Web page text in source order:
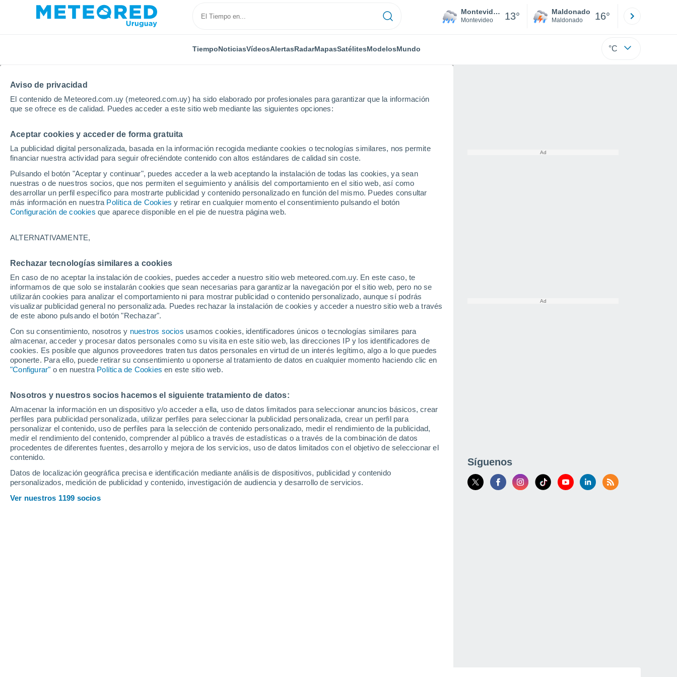
Aviso de privacidad
El contenido de Meteored.com.uy (meteored.com.uy) ha sido elaborado por profesionales para garantizar que la información
que se ofrece es de calidad. Puedes acceder a este sitio web mediante las siguientes opciones:
Aceptar cookies y acceder de forma gratuita
La publicidad digital personalizada, basada en la información recogida mediante cookies o tecnologías similares, nos permite
financiar nuestra actividad para seguir ofreciéndote contenido con altos estándares de calidad sin coste.
Pulsando el botón "Aceptar y continuar", puedes acceder a la web aceptando la instalación de todas las cookies, ya sean
nuestras o de nuestros socios, que nos permiten el seguimiento y análisis del comportamiento en el sitio web, así como
desarrollar un perfil específico para mostrarte publicidad y contenido personalizado en función del mismo. Puedes consultar
más información en nuestra Política de Cookies y retirar en cualquier momento el consentimiento pulsando el botón
Configuración de cookies que aparece disponible en el pie de nuestra página web.
ALTERNATIVAMENTE,
Rechazar tecnologías similares a cookies
En caso de no aceptar la instalación de cookies, puedes acceder a nuestro sitio web meteored.com.uy. En este caso, te
informamos de que solo se instalarán cookies que sean necesarias para garantizar la navegación por el sitio web, pero no se
utilizarán cookies para analizar el comportamiento ni para mostrar publicidad o contenido personalizado, aunque sí podrás
visualizar publicidad general no personalizada. Puedes rechazar la instalación de cookies y acceder a nuestro sitio web a través
de este abono pulsando el botón "Rechazar".
Con su consentimiento, nosotros y nuestros socios usamos cookies, identificadores únicos o tecnologías similares para
almacenar, acceder y procesar datos personales como su visita en este sitio web, las direcciones IP y los identificadores de
cookies. Es posible que algunos proveedores traten tus datos personales en virtud de un interés legítimo, algo a lo que puedes
oponerte. Para ello, puede retirar su consentimiento u oponerse al tratamiento de datos en cualquier momento haciendo clic en
"Configurar" o en nuestra Política de Cookies en este sitio web.
Nosotros y nuestros socios hacemos el siguiente tratamiento de datos:
Almacenar la información en un dispositivo y/o acceder a ella, uso de datos limitados para seleccionar anuncios básicos, crear
perfiles para publicidad personalizada, utilizar perfiles para seleccionar la publicidad personalizada, crear un perfil para
personalizar el contenido, uso de perfiles para la selección de contenido personalizado, medir el rendimiento de la publicidad,
medir el rendimiento del contenido, comprender al público a través de estadísticas o a través de la combinación de datos
procedentes de diferentes fuentes, desarrollo y mejora de los servicios, uso de datos limitados con el objetivo de seleccionar el
contenido.
Datos de localización geográfica precisa e identificación mediante análisis de dispositivos, publicidad y contenido
personalizados, medición de publicidad y contenido, investigación de audiencia y desarrollo de servicios.
Ver nuestros 1199 socios
Montevideo
Montevideo 13° Maldonado
Maldonado 16°
TiempoNoticiasVídeosAlertasRadarMapasSatélitesModelosMundo °C
Inicio México Estado de Puebla
Tiempo en el Estado de Puebla
Hoy, 6 agosto Todo el día Símbolo
8°
Chignahuapan
14°
Teziutlan
13°
San Juan
Ixcaquixtla
19°
Ixcamilpa
25°
11°
San Martin
Texmelucan
34°
Acatlan De
Osorio
31°
16°
Izucar De
Matamoros
33°
19°
Serdan
15°
Tehuacan
Atlixco
25°
26°
10°
Oriental
26°
Zaragoza
Tecamachalco
Tlayehualancingo
Síguenos